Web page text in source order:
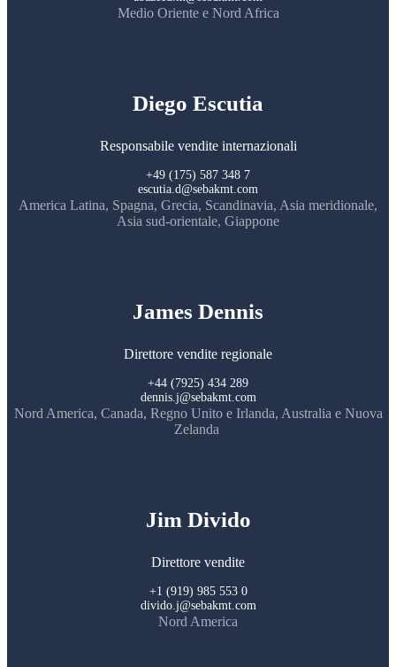
Medio Oriente e Nord Africa
Diego Escutia
Responsabile vendite internazionali
+49 (175) 587 348 7
escutia.d@sebakmt.com
America Latina, Spagna, Grecia, Scandinavia, Asia meridionale,
Asia sud-orientale, Giappone
James Dennis
Direttore vendite regionale
+44 (7925) 434 289
dennis.j@sebakmt.com
Nord America, Canada, Regno Unito e Irlanda, Australia e Nuova
Zelanda
Jim Divido
Direttore vendite
+1 (919) 985 553 0
divido.j@sebakmt.com
Nord America